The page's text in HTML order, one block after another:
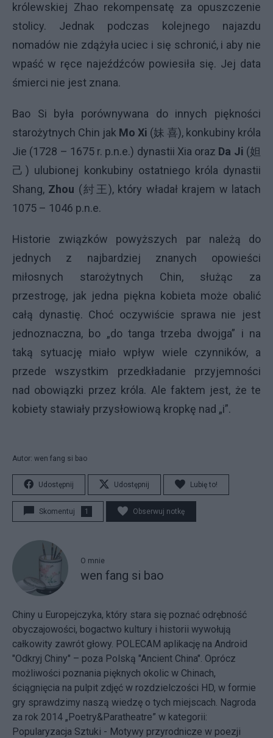
królewskiej Zhao rekompensatę za opuszczenie
stolicy. Jednak podczas kolejnego najazdu
nomadów nie zdążyła uciec i się schronić, i aby nie
wpaść w ręce najeźdźców powiesiła się. Jej data
śmierci nie jest znana.
Bao Si była porównywana do innych piękności
starożytnych Chin jak Mo Xi (妹 喜), konkubiny króla
Jie (1728 – 1675 r. p.n.e.) dynastii Xia oraz Da Ji (妲
己) ulubionej konkubiny ostatniego króla dynastii
Shang, Zhou (紂王), który władał krajem w latach
1075 – 1046 p.n.e.
Historie związków powyższych par należą do
jednych z najbardziej znanych opowieści
miłosnych starożytnych Chin, służąc za
przestrogę, jak jedna piękna kobieta może obalić
całą dynastię. Choć oczywiście sprawa nie jest
jednoznaczna, bo „do tanga trzeba dwojga” i na
taką sytuację miało wpływ wiele czynników, a
przede wszystkim przedkładanie przyjemności
nad obowiązki przez króla. Ale faktem jest, że te
kobiety stawiały przysłowiową kropkę nad „i”.
Autor: wen fang si bao
Udostępnij Udostępnij Lubię to!
Skomentuj 1 Obserwuj notkę
O mnie
wen fang si bao
Chiny u Europejczyka, który stara się poznać odrębność
obyczajowości, bogactwo kultury i historii wywołują
całkowity zawrót głowy. POLECAM aplikację na Android
"Odkryj Chiny" – poza Polską "Ancient China". Oprócz
możliwości poznania pięknych okolic w Chinach,
ściągnięcia na pulpit zdjęć w rozdzielczości HD, w formie
gry sprawdzimy naszą wiedzę o tych miejscach. Nagroda
za rok 2014 „Poetry&Paratheatre” w kategorii:
Popularyzacja Sztuki - Motywy przyrodnicze w poezji